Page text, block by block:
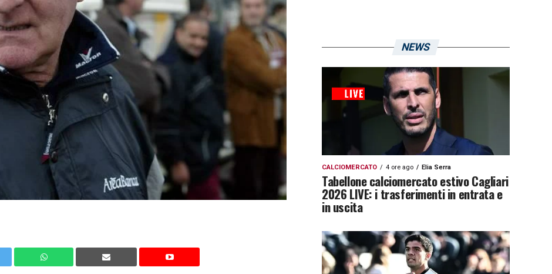
NEWS
CALCIOMERCATO 4 ore ago Elia Serra
Tabellone calciomercato estivo Cagliari
2026 LIVE: i trasferimenti in entrata e
in uscita